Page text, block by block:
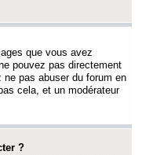
que vous avez
pouvez pas directement
pas abuser du forum en
cela, et un modérateur
?